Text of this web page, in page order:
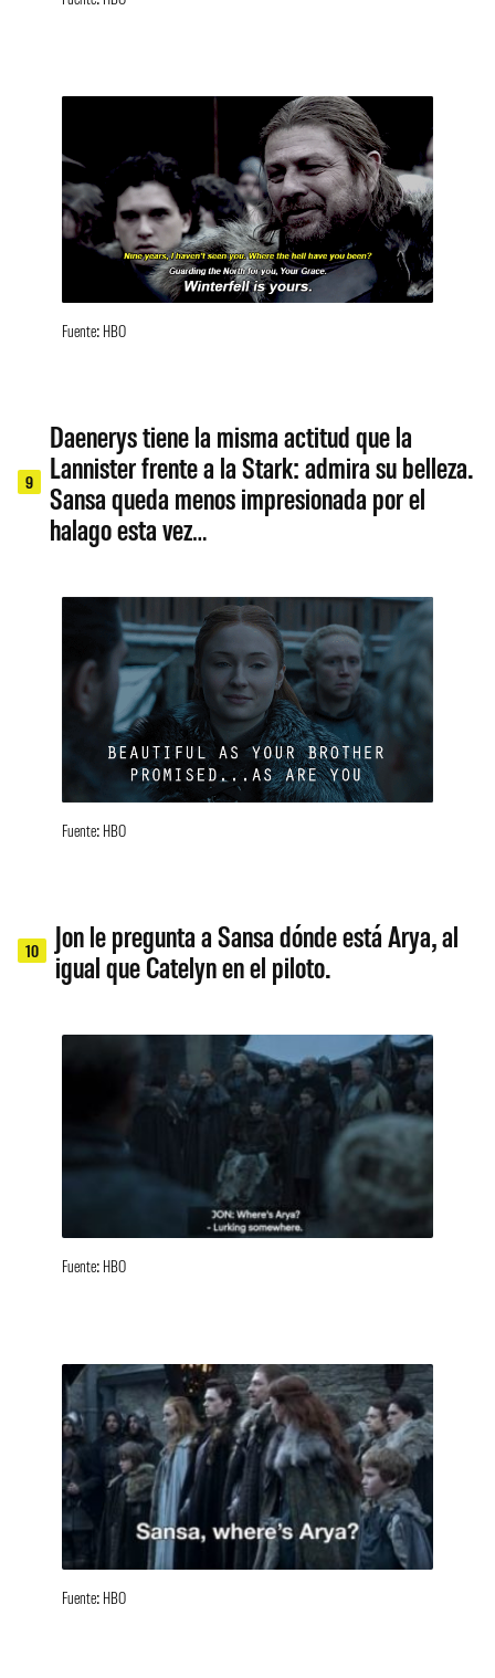
Fuente: HBO
9
Daenerys tiene la misma actitud que la
Lannister frente a la Stark: admira su belleza.
Sansa queda menos impresionada por el
halago esta vez…
Fuente: HBO
10
Jon le pregunta a Sansa dónde está Arya, al
igual que Catelyn en el piloto.
Fuente: HBO
Fuente: HBO